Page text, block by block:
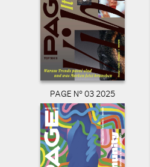
PAGE N° 03 2025